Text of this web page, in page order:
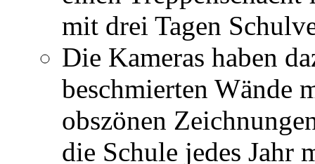
mit drei Tagen
Die Kameras haben
beschmierten Wände
obszönen
die Schule jedes Jahr